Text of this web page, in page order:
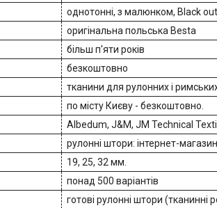
однотонні, з малюнком, Black
оригінальна польська Besta
більш п'яти років
безкоштовно
тканини для рулонних і
по місту Києву - безкоштовно.
Albedum, J&M, JM Technical
рулонні штори: інтернет-магазин
19, 25, 32 мм.
понад 500 варіантів
готові рулонні штори (тканинні